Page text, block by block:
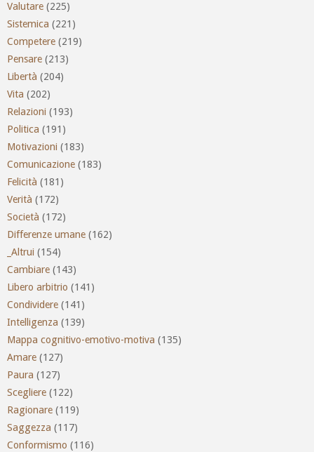
Valutare (225)
Sistemica (221)
Competere (219)
Pensare (213)
Libertà (204)
Vita (202)
Relazioni (193)
Politica (191)
Motivazioni (183)
Comunicazione (183)
Felicità (181)
Verità (172)
Società (172)
Differenze umane (162)
_Altrui (154)
Cambiare (143)
Libero arbitrio (141)
Condividere (141)
Intelligenza (139)
Mappa cognitivo-emotivo-motiva (135)
Amare (127)
Paura (127)
Scegliere (122)
Ragionare (119)
Saggezza (117)
Conformismo (116)